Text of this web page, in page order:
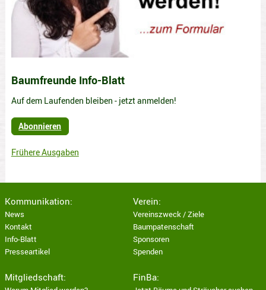
Baumfreunde Info-Blatt
Auf dem Laufenden bleiben - jetzt anmelden!
Abonnieren
Frühere Ausgaben
Kommunikation:
News
Kontakt
Info-Blatt
Presseartikel
Verein:
Vereinszweck / Ziele
Baumpatenschaft
Sponsoren
Spenden
Mitgliedschaft: FinBa: